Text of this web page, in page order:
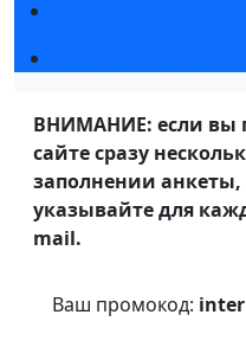
ВНИМАНИЕ: если вы
сайте сразу
заполнении анкеты,
указывайте для
mail.
Ваш промокод: